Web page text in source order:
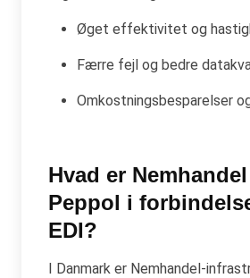
Øget effektivitet og
Færre fejl og bedre
Omkostningsbesparelser
Hvad er
Peppol i
EDI?
I Danmark er Nemhandel-